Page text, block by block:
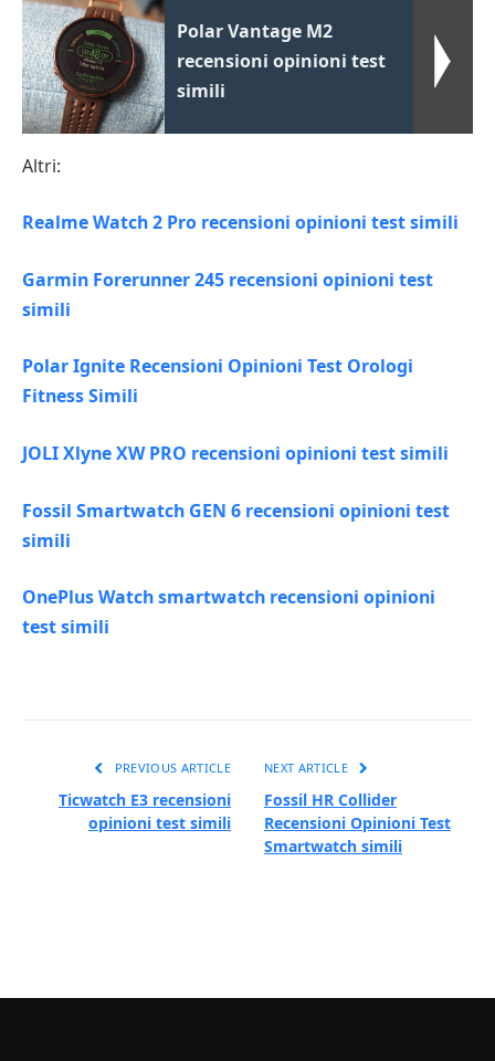
Polar Vantage M2
recensioni opinioni test
simili
Altri:
Realme Watch 2 Pro recensioni opinioni test simili
Garmin Forerunner 245 recensioni opinioni test
simili
Polar Ignite Recensioni Opinioni Test Orologi
Fitness Simili
JOLI Xlyne XW PRO recensioni opinioni test simili
Fossil Smartwatch GEN 6 recensioni opinioni test
simili
OnePlus Watch smartwatch recensioni opinioni
test simili
PREVIOUS ARTICLE
Ticwatch E3 recensioni
opinioni test simili
NEXT ARTICLE
Fossil HR Collider
Recensioni Opinioni Test
Smartwatch simili